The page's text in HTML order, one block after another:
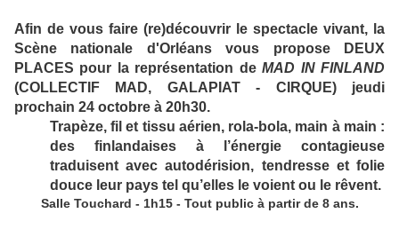
Afin de vous faire (re)découvrir le spectacle vivant, la
Scène nationale d'Orléans vous propose DEUX
PLACES pour la représentation deMAD IN FINLAND
(COLLECTIF MAD, GALAPIAT - CIRQUE) jeudi
prochain 24 octobre à 20h30.
Trapèze, fil et tissu aérien, rola-bola, main à main :
des finlandaises à l’énergie contagieuse
traduisent avec autodérision, tendresse et folie
douce leur pays tel qu’elles le voient ou le rêvent.
Salle Touchard - 1h15 - Tout public à partir de 8 ans.